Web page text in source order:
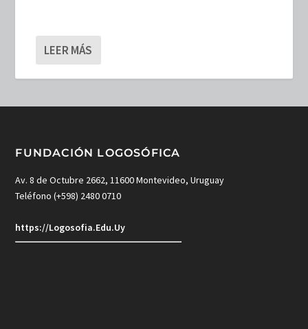
LEER MÁS
FUNDACIÓN LOGOSÓFICA
Av. 8 de Octubre 2662, 11600 Montevideo, Uruguay
Teléfono (+598) 2480 0710
https://Logosofia.Edu.Uy